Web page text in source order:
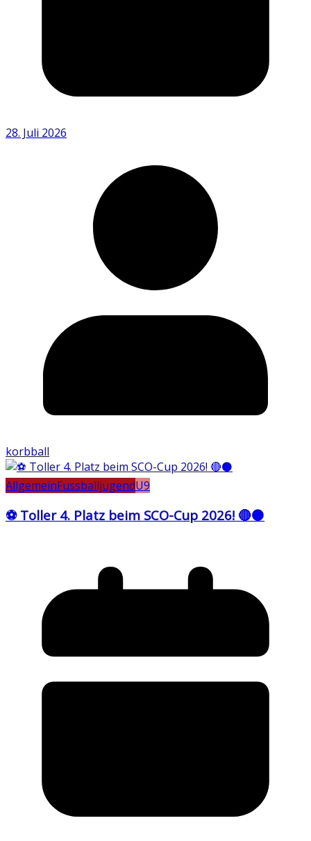
28. Juli 2026
korbball
AllgemeinFussballjugendU9
⚽ Toller 4. Platz beim SCO-Cup 2026! 🔴⚫